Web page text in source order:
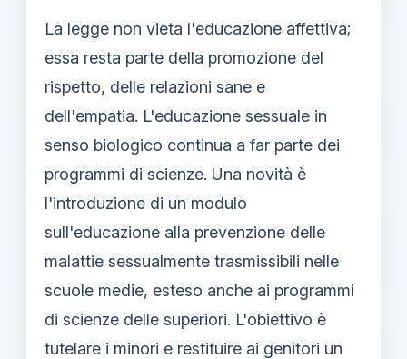
La legge non vieta l'educazione affettiva;
essa resta parte della promozione del
rispetto, delle relazioni sane e
dell'empatia. L'educazione sessuale in
senso biologico continua a far parte dei
programmi di scienze. Una novità è
l'introduzione di un modulo
sull'educazione alla prevenzione delle
malattie sessualmente trasmissibili nelle
scuole medie, esteso anche ai programmi
di scienze delle superiori. L'obiettivo è
tutelare i minori e restituire ai genitori un